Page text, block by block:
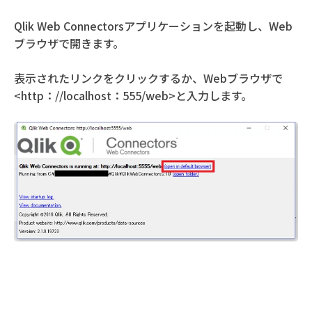
Qlik Web Connectorsアプリケーションを起動し、Web
ブラウザで開きます。
表示されたリンクをクリックするか、Webブラウザで
<http：//localhost：555/web>と入力します。